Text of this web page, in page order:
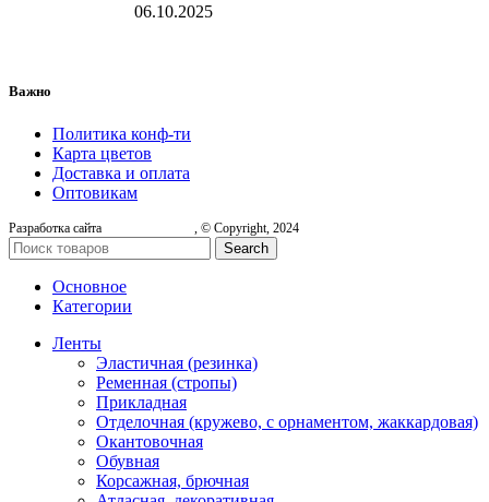
06.10.2025
Важно
Политика конф-ти
Карта цветов
Доставка и оплата
Оптовикам
Разработка сайта , © Copyright, 2024
Search
Основное
Категории
Ленты
Эластичная (резинка)
Ременная (стропы)
Прикладная
Отделочная (кружево, с орнаментом, жаккардовая)
Окантовочная
Обувная
Корсажная, брючная